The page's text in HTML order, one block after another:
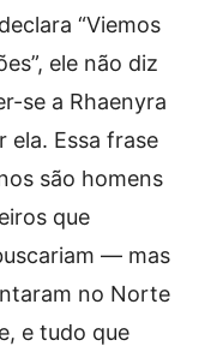
“Viemos
ele não diz
se a Rhaenyra
Essa frase
são homens
que
— mas
no Norte
e tudo que